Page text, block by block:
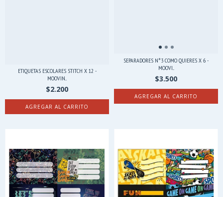
ETIQUETAS ESCOLARES STITCH X 12 -
MOOVIN...
$2.200
SEPARADORES N°3 COMO QUIERES X 6 -
MOOVI...
$3.500